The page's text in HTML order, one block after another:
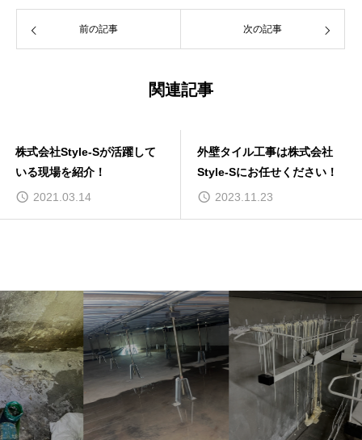
前の記事 次の記事
関連記事
株式会社Style-Sが活躍して
いる現場を紹介！
2021.03.14
外壁タイル工事は株式会社
Style-Sにお任せください！
2023.11.23